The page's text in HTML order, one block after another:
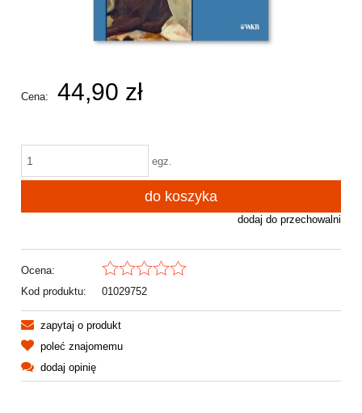
Cena: 44,90 zł
egz.
do koszyka
dodaj do przechowalni
Ocena:
Kod produktu:
01029752
zapytaj o produkt
poleć znajomemu
dodaj opinię